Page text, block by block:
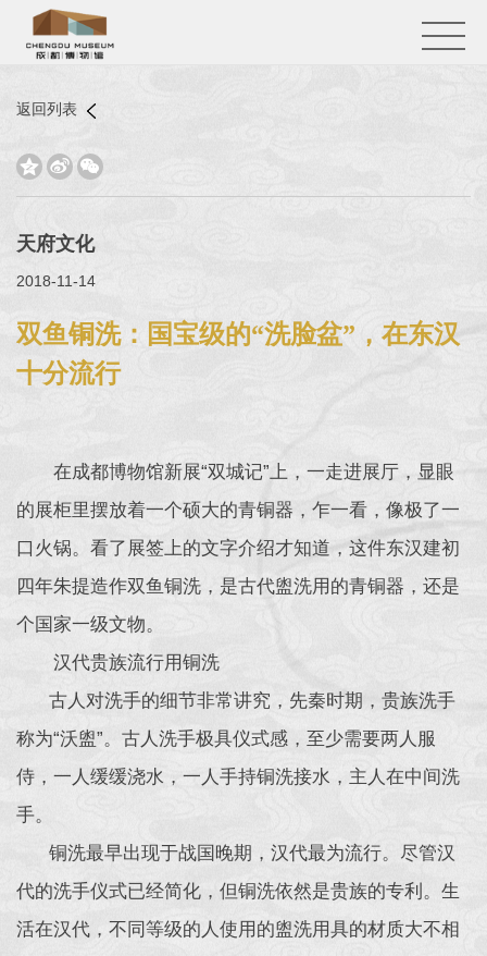
返回列表
  
天府文化
2018-11-14
双鱼铜洗：国宝级的“洗脸盆”，在东汉
十分流行
在成都博物馆新展“双城记”上，一走进展厅，显眼
的展柜里摆放着一个硕大的青铜器，乍一看，像极了一
口火锅。看了展签上的文字介绍才知道，这件东汉建初
四年朱提造作双鱼铜洗，是古代盥洗用的青铜器，还是
个国家一级文物。
汉代贵族流行用铜洗
古人对洗手的细节非常讲究，先秦时期，贵族洗手
称为“沃盥”。古人洗手极具仪式感，至少需要两人服
侍，一人缓缓浇水，一人手持铜洗接水，主人在中间洗
手。
铜洗最早出现于战国晚期，汉代最为流行。尽管汉
代的洗手仪式已经简化，但铜洗依然是贵族的专利。生
活在汉代，不同等级的人使用的盥洗用具的材质大不相